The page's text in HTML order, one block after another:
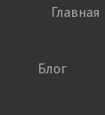
Главная
Блог